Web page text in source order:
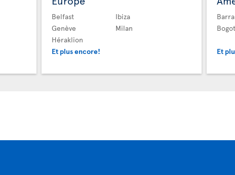
Belfast
Genève
Héraklion
Et plus encore!
Ibiza
Milan
Et